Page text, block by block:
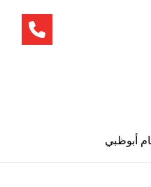
أبوظبي